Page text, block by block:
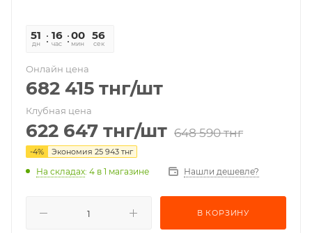
51
дн
16
час
00
мин
56
сек
Онлайн цена
682 415 тнг/шт
Клубная цена
622 647 тнг/шт 648 590тнг
-4% Экономия 25 943 тнг
На складах: 4 в 1 магазине Нашли дешевле?
В КОРЗИНУ